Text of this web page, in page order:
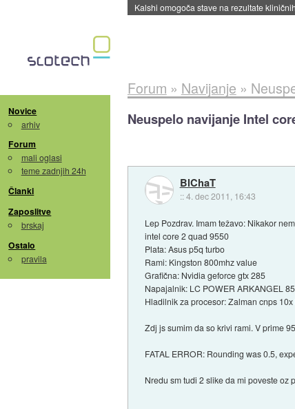
Sandisk že prodal več kot polovico SSD-
Novice
arhiv
Forum
mali oglasi
teme zadnjih 24h
Članki
Zaposlitve
brskaj
Ostalo
pravila
Forum » Navijanje »
Neuspelo navijanje Intel
BlChaT
::4. dec 2011, 16:43
Lep Pozdrav. Imam težavo: Nikakor
intel core 2 quad 9550
Plata: Asus p5q turbo
Rami: Kingston 800mhz value
Grafična: Nvidia geforce gtx 285
Napajalnik: LC POWER ARKANGEL
Hladilnik za procesor: Zalman cnps 10x
Zdj js sumim da so krivi rami. V prime
FATAL ERROR: Rounding was 0.5,
Nredu sm tudi 2 slike da mi poveste oz